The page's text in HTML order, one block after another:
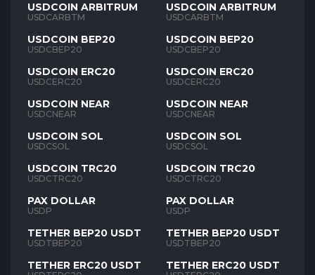
USDCOIN ARBITRUM
USDCARBTM
USDCOIN BEP20
USDCBEP20
USDCOIN ERC20
USDCERC20
USDCOIN NEAR
USDCNEAR
USDCOIN SOL
USDCSOL
USDCOIN TRC20
USDCTRC20
PAX DOLLAR
USDP
TETHER BEP20 USDT
USDTBEP20
TETHER ERC20 USDT
USDCOIN ARBITRUM
USDCARBTM
USDCOIN BEP20
USDCBEP20
USDCOIN ERC20
USDCERC20
USDCOIN NEAR
USDCNEAR
USDCOIN SOL
USDCSOL
USDCOIN TRC20
USDCTRC20
PAX DOLLAR
USDP
TETHER BEP20 USDT
USDTBEP20
TETHER ERC20 USDT